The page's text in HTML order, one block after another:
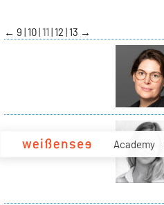
Academy
← 9 10 11 12 13 →